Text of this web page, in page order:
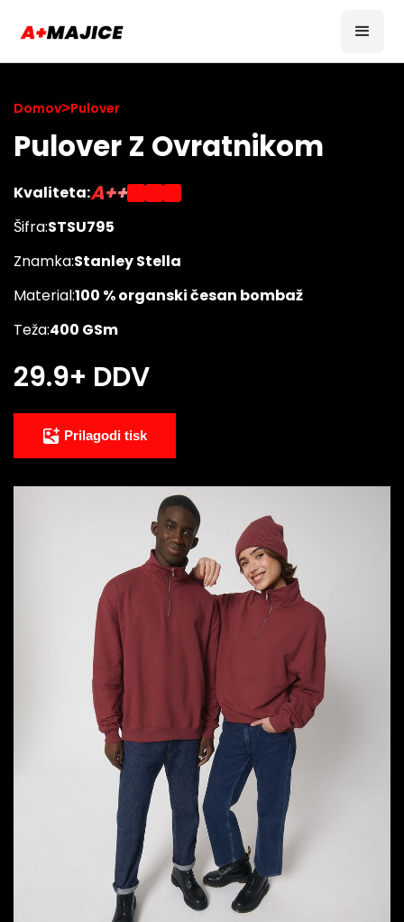
Domov>Pulover
Pulover Z Ovratnikom
Kvaliteta:A++
Šifra:STSU795
Znamka:Stanley Stella
Material:100 % organski česan bombaž
Teža:400 GSm
29.9+ DDV
Prilagodi tisk